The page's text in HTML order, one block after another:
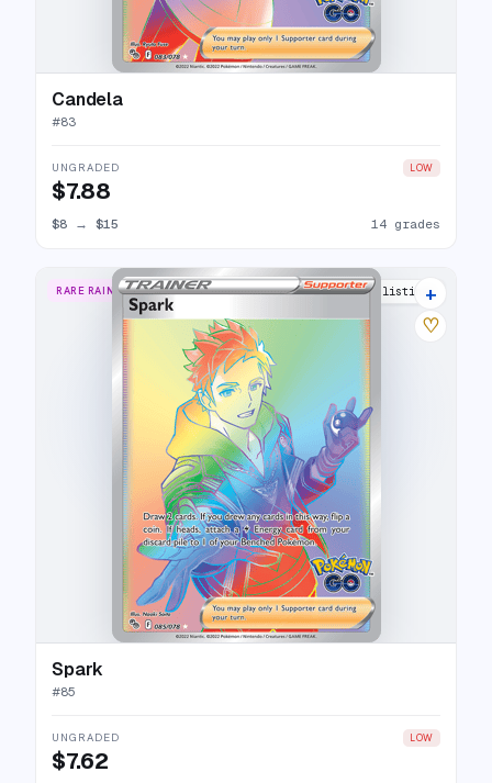
Candela
#83
UNGRADED LOW
$7.88
$8 → $15 14 grades
RARE RAINBOW 15 listings
+
♡
Spark
#85
UNGRADED LOW
$7.62